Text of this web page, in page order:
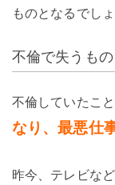
ものとなるでしょ
不倫で失うも
不倫していたこ
なり、最悪仕
昨今、テレビな